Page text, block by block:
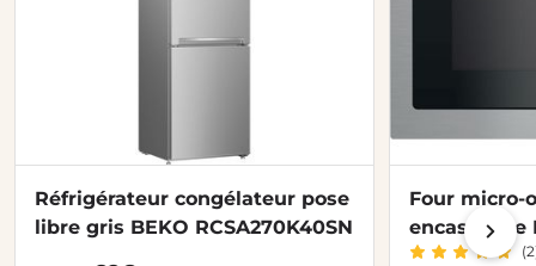
Réfrigérateur congélateur pose
libre gris BEKO RCSA270K40SN
Four micro-
encastrable